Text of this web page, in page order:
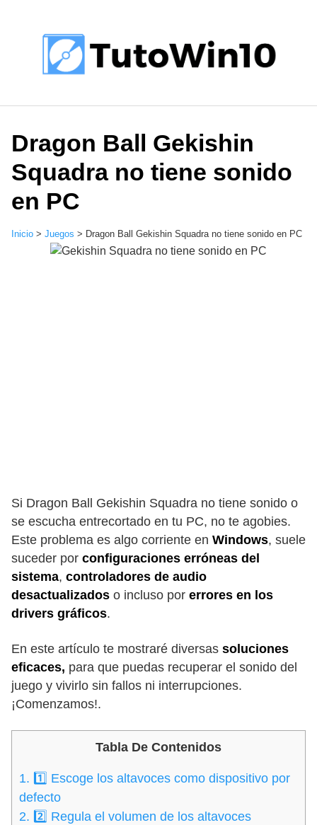
contenido
Dragon Ball Gekishin
Squadra no tiene sonido
en PC
Inicio > Juegos > Dragon Ball Gekishin Squadra no tiene sonido en PC
Si Dragon Ball Gekishin Squadra no tiene sonido o
se escucha entrecortado en tu PC, no te agobies.
Este problema es algo corriente en Windows, suele
suceder por configuraciones erróneas del
sistema, controladores de audio
desactualizados o incluso por errores en los
drivers gráficos.
En este artículo te mostraré diversas soluciones
eficaces, para que puedas recuperar el sonido del
juego y vivirlo sin fallos ni interrupciones.
¡Comenzamos!.
Tabla De Contenidos
1. 1️⃣ Escoge los altavoces como dispositivo por
defecto
2. 2️⃣ Regula el volumen de los altavoces